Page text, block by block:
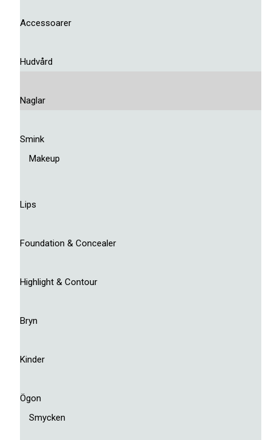
Accessoarer
Hudvård
Naglar
Smink
Makeup
Lips
Foundation & Concealer
Highlight & Contour
Bryn
Kinder
Ögon
Smycken